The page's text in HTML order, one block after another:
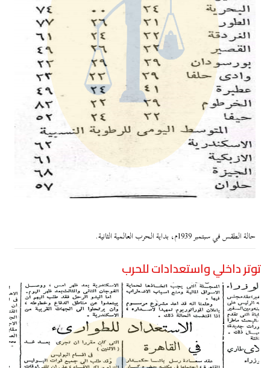
حالة الطقس في سبتمبر 1939م، بداية الحرب العالمية الثانية.
توتر داخلي واستعدادات للحرب